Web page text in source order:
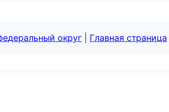
округ Главная страница